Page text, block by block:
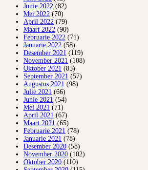
Junie 2022 (82)
Mei 2022 (70)
April 2022 (79)
Maart 2022 (90)
Februarie 2022 (71)
Januarie 2022 (58)
Desember 2021 (119)
November 2021 (108)
Oktober 2021 (85)
September 2021 (57)
Augustus 2021 (98)
Julie 2021 (66)
Junie 2021 (54)
Mei 2021 (71)
April 2021 (67)
Maart 2021 (65)
Februarie 2021 (78)
Januarie 2021 (78)
Desember 2020 (58)
November 2020 (102)
Oktober 2020 (110)